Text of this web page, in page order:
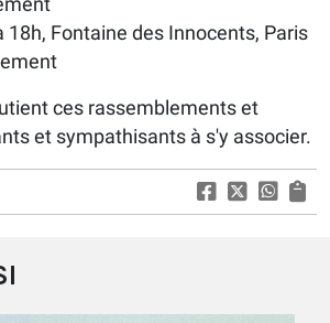
18h, Fontaine des Innocents, Paris
ces rassemblements et
et sympathisants à s'y associer.